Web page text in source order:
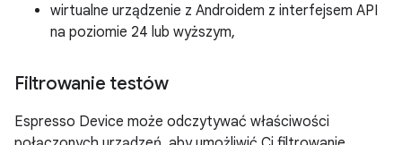
wirtualne urządzenie z Androidem z interfejsem API
na poziomie 24 lub wyższym,
Filtrowanie testów
Espresso Device może odczytywać właściwości